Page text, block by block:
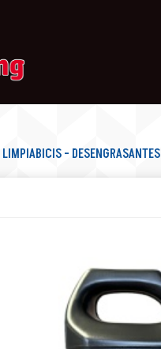
LIMPIABICIS - DESENGRASANTES